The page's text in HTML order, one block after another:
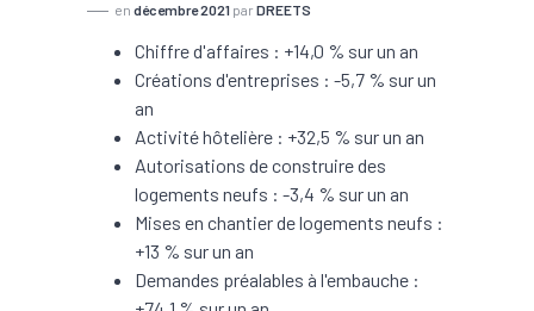
en décembre 2021 par DREETS
Chiffre d'affaires : +14,0 % sur un an
Créations d'entreprises : -5,7 % sur un
an
Activité hôtelière : +32,5 % sur un an
Autorisations de construire des
logements neufs : -3,4 % sur un an
Mises en chantier de logements neufs :
+13 % sur un an
Demandes préalables à l'embauche :